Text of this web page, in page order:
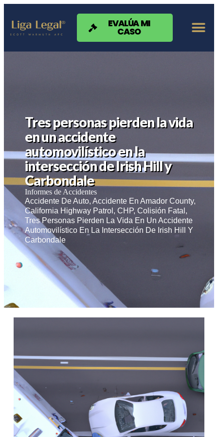
Nota:
sitio
web
EVALÚA MI
CASO
Tres personas pierden la vida
en un accidente
automovilístico en la
intersección de Irish Hill y
Carbondale
Informes de Accidentes
Accidente De Auto,Accidente En Amador County,
California Highway Patrol ,CHP,Colisión Fatal ,
Tres Personas Pierden La Vida En Un Accidente
Automovilístico En La Intersección De Irish Hill Y
Carbondale